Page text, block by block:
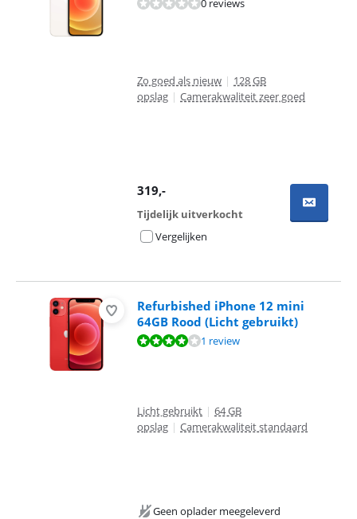
0 reviews
Zo goed als nieuw | 128 GB
opslag | Camerakwaliteit zeer goed
319,-
Tijdelijk uitverkocht
Vergelijken
Refurbished iPhone 12 mini
64GB Rood (Licht gebruikt)
Beoordeling is 8,0 van de 10, gebaseerd op 1 review.
1 review
Licht gebruikt | 64 GB
opslag | Camerakwaliteit standaard
Geen oplader meegeleverd